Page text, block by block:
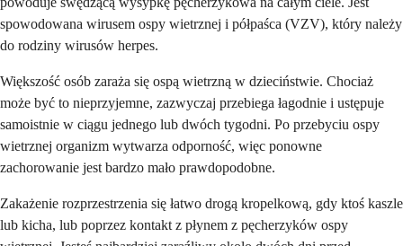
spowodowana wirusem ospy wietrznej i półpaśca (VZV), który należy
do rodziny wirusów herpes.
Większość osób zaraża się ospą wietrzną w dzieciństwie. Chociaż
może być to nieprzyjemne, zazwyczaj przebiega łagodnie i ustępuje
samoistnie w ciągu jednego lub dwóch tygodni. Po przebyciu ospy
wietrznej organizm wytwarza odporność, więc ponowne
zachorowanie jest bardzo mało prawdopodobne.
Zakażenie rozprzestrzenia się łatwo drogą kropelkową, gdy ktoś kaszle
lub kicha, lub poprzez kontakt z płynem z pęcherzyków ospy